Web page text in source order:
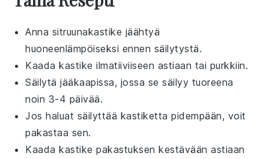
Anna sitruunakastike jäähtyä
huoneenlämpöiseksi ennen säilytystä.
Kaada kastike ilmatiiviiseen astiaan tai purkkiin.
Säilytä jääkaapissa, jossa se säilyy tuoreena
noin 3-4 päivää.
Jos haluat säilyttää kastiketta pidempään, voit
pakastaa sen.
Kaada kastike pakastuksen kestävään astiaan